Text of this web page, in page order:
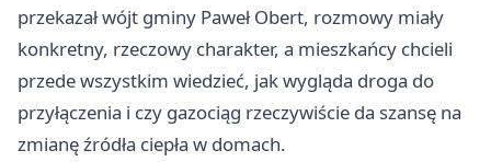
przekazał wójt gminy Paweł Obert, rozmowy miały
konkretny, rzeczowy charakter, a mieszkańcy chcieli
przede wszystkim wiedzieć, jak wygląda droga do
przyłączenia i czy gazociąg rzeczywiście da szansę na
zmianę źródła ciepła w domach.